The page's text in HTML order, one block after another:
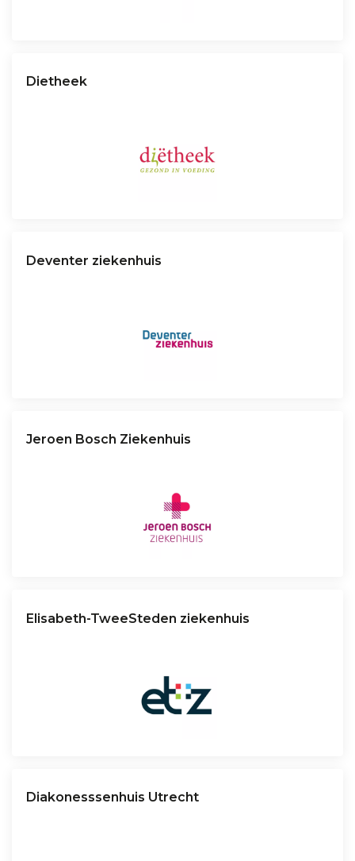
Dietheek
Deventer ziekenhuis
Jeroen Bosch Ziekenhuis
Elisabeth-TweeSteden ziekenhuis
Diakonesssenhuis Utrecht